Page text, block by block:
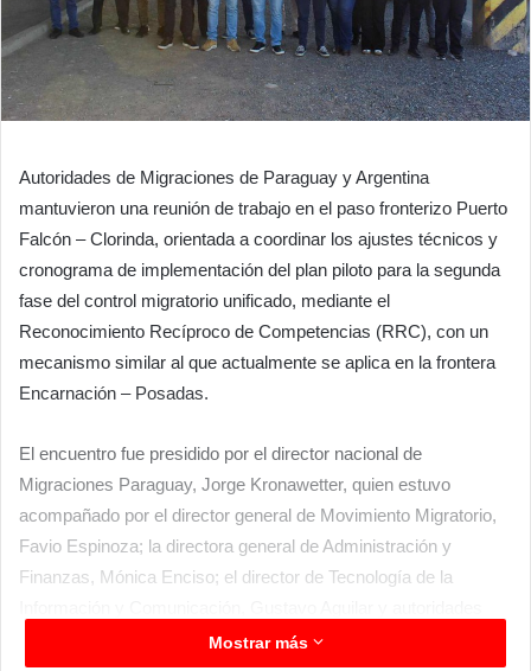
Autoridades de Migraciones de Paraguay y Argentina
mantuvieron una reunión de trabajo en el paso fronterizo Puerto
Falcón – Clorinda, orientada a coordinar los ajustes técnicos y
cronograma de implementación del plan piloto para la segunda
fase del control migratorio unificado, mediante el
Reconocimiento Recíproco de Competencias (RRC), con un
mecanismo similar al que actualmente se aplica en la frontera
Encarnación – Posadas.
El encuentro fue presidido por el director nacional de
Migraciones Paraguay, Jorge Kronawetter, quien estuvo
acompañado por el director general de Movimiento Migratorio,
Favio Espinoza; la directora general de Administración y
Finanzas, Mónica Enciso; el director de Tecnología de la
institucionales de las áreas técnicas y operativas.
Mostrar más